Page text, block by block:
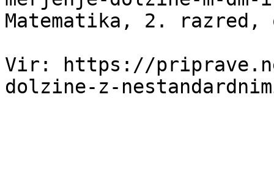
Matematika, 2. razred,
Vir: https://